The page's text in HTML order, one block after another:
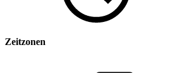
Zeitzonen